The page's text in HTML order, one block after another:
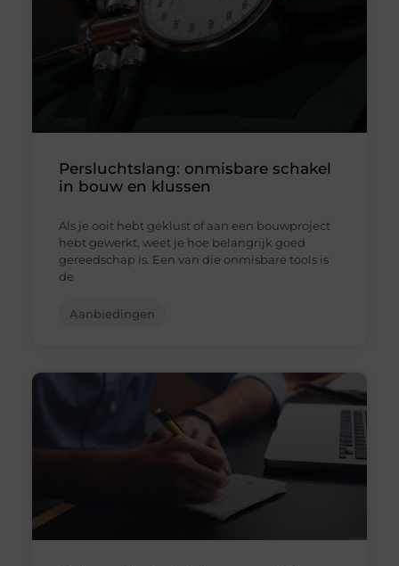
Persluchtslang: onmisbare schakel
in bouw en klussen
Als je ooit hebt geklust of aan een bouwproject
hebt gewerkt, weet je hoe belangrijk goed
gereedschap is. Een van die onmisbare tools is
de
Aanbiedingen